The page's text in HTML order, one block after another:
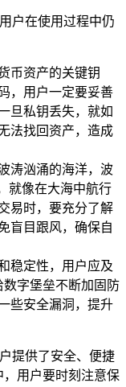
户在使用过程中仍
币资产的关键钥
，用户一定要妥善
旦私钥丢失，就如
法找回资产，造成
涛汹涌的海洋，波
就像在大海中航行
易时，要充分了解
盲目跟风，确保自
稳定性，用户应及
数字堡垒不断加固防
些安全漏洞，提升
提供了安全、便捷
用户要时刻注意保